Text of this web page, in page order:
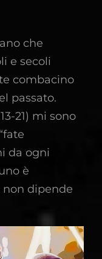
che
e secoli
combacino
passato.
21) mi sono
da ogni
è
non dipende